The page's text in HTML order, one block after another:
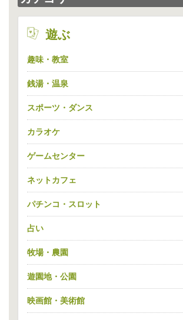
enjoy
遊ぶ
趣味・教室
銭湯・温泉
スポーツ・ダンス
カラオケ
ゲームセンター
ネットカフェ
パチンコ・スロット
占い
牧場・農園
遊園地・公園
映画館・美術館